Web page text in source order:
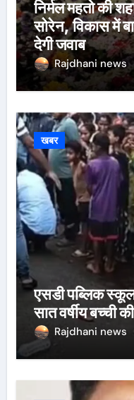
निर्मल महतो की
सोरेन, विकास में
देगी जवाब
Rajdhani news
खबर
एसडी पब्लिक
सात वर्षीय बच्ची
Rajdhani news